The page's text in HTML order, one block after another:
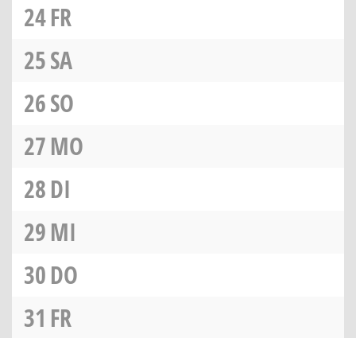
24FR
25SA
26SO
27MO
28DI
29MI
30DO
31 FR